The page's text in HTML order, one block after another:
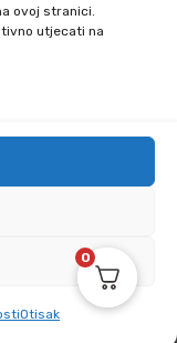
ovoj stranici.
utjecati na
Otisak
0